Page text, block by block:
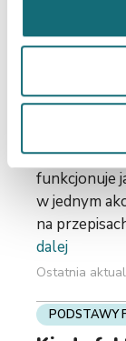
Ostatnia
WARUNKI
Czy
prawnie?
Faktoring
formą
funkcjonuje
w jednym
na
dalej
Ostatnia
PODSTAWY